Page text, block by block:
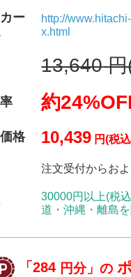
ー
http://
x.html
13,640
約
格 10,439 円(税
注文受付からお
30000円以上(税
道・沖縄・離島
「284 円分」の